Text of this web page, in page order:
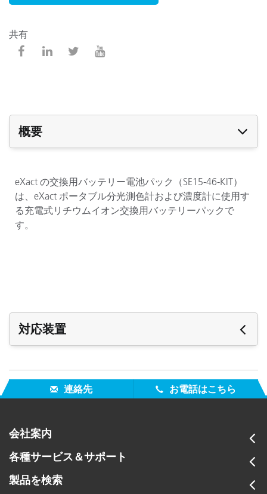
共有
概要
eXact の交換用バッテリー電池パック（SE15-46-KIT）
は、eXact ポータブル分光測色計および濃度計に使用す
る充電式リチウムイオン交換用バッテリーパックで
す。
対応装置
次の装置は eXact バッテリーパック（SE15-46-KIT）と
互換性を備えています。
eXact Xp イグザクト XP スタンダード）
eXact Basic（イグザクト・ベーシック）
eXact Basic Plus（イグザクト・ベーシック・プラス
eXact Auto-Scan Pro（イグザクト・オートスキャン）
連絡先 お電話はこちら
会社案内
各種サービス＆サポート
製品を検索